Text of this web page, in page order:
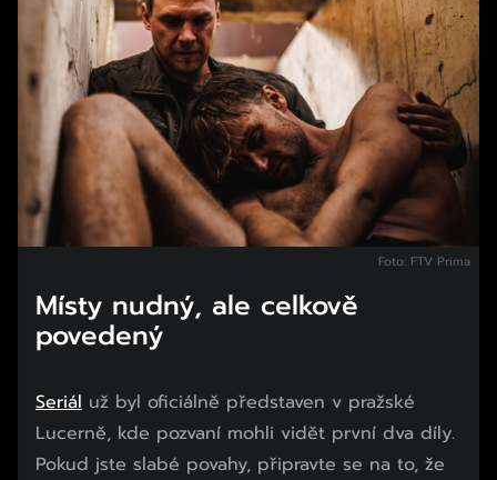
Foto: FTV Prima
Místy nudný, ale celkově
povedený
Seriál už byl oficiálně představen v pražské
Lucerně, kde pozvaní mohli vidět první dva díly.
Pokud jste slabé povahy, připravte se na to, že